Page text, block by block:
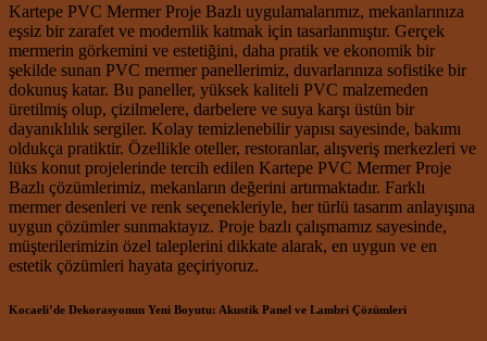
Kartepe PVC Mermer Proje Bazlı uygulamalarımız, mekanlarınıza
eşsiz bir zarafet ve modernlik katmak için tasarlanmıştır. Gerçek
mermerin görkemini ve estetiğini, daha pratik ve ekonomik bir
şekilde sunan PVC mermer panellerimiz, duvarlarınıza sofistike bir
dokunuş katar. Bu paneller, yüksek kaliteli PVC malzemeden
üretilmiş olup, çizilmelere, darbelere ve suya karşı üstün bir
dayanıklılık sergiler. Kolay temizlenebilir yapısı sayesinde, bakımı
oldukça pratiktir. Özellikle oteller, restoranlar, alışveriş merkezleri ve
lüks konut projelerinde tercih edilen Kartepe PVC Mermer Proje
Bazlı çözümlerimiz, mekanların değerini artırmaktadır. Farklı
mermer desenleri ve renk seçenekleriyle, her türlü tasarım anlayışına
uygun çözümler sunmaktayız. Proje bazlı çalışmamız sayesinde,
müşterilerimizin özel taleplerini dikkate alarak, en uygun ve en
estetik çözümleri hayata geçiriyoruz.
Kocaeli’de Dekorasyonun Yeni Boyutu: Akustik Panel ve Lambri Çözümleri